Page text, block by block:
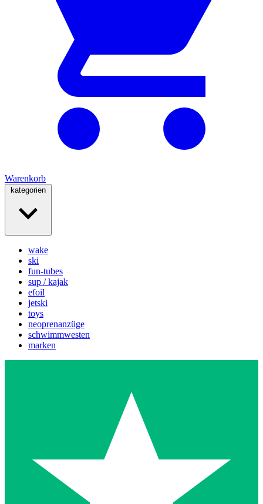
Warenkorb
kategorien
wake
ski
fun-tubes
sup / kajak
efoil
jetski
toys
neoprenanzüge
schwimmwesten
marken